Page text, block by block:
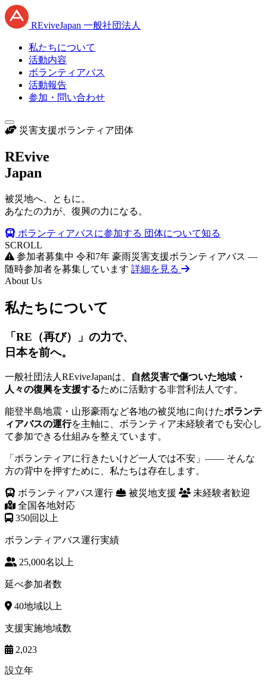
REviveJapan 一般社団法人
私たちについて
活動内容
ボランティアバス
活動報告
参加・問い合わせ
災害支援ボランティア団体
REvive
Japan
被災地へ、ともに。
あなたの力が、復興の力になる。
ボランティアバスに参加する 団体について知る
SCROLL
参加者募集中 令和7年 豪雨災害支援ボランティアバス —
随時参加者を募集しています 詳細を見る
About Us
私たちについて
「RE（再び）」の力で、
日本を前へ。
一般社団法人REviveJapanは、
自然災害で傷ついた地域・
人々の復興を支援するために活動する非営利法人です。
能登半島地震・山形豪雨など各地の被災地に向けたボランテ
ィアバスの運行を主軸に、ボランティア未経験者でも安心し
て参加できる仕組みを整えています。
「ボランティアに行きたいけど一人では不安」—— そんな
方の背中を押すために、私たちは存在します。
ボランティアバス運行 被災地支援
未経験者歓迎
全国各地対応
350回以上
ボランティアバス運行実績
25,000名以上
延べ参加者数
40地域以上
支援実施地域数
2,023
設立年